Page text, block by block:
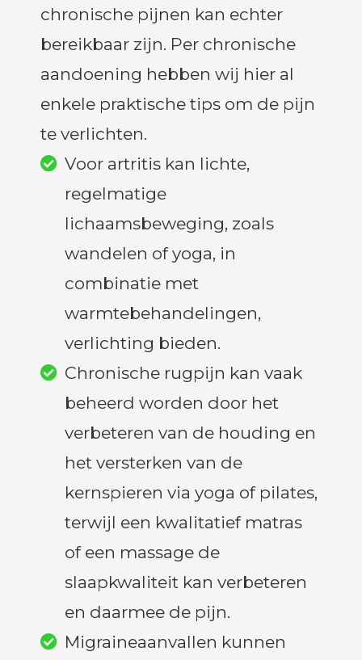
chronische pijnen kan echter
bereikbaar zijn. Per chronische
aandoening hebben wij hier al
enkele praktische tips om de pijn
te verlichten.
Voor artritis kan lichte,
regelmatige
lichaamsbeweging, zoals
wandelen of yoga, in
combinatie met
warmtebehandelingen,
verlichting bieden.
Chronische rugpijn kan vaak
beheerd worden door het
verbeteren van de houding en
het versterken van de
kernspieren via yoga of pilates,
terwijl een kwalitatief matras
of een massage de
slaapkwaliteit kan verbeteren
en daarmee de pijn.
Migraineaanvallen kunnen